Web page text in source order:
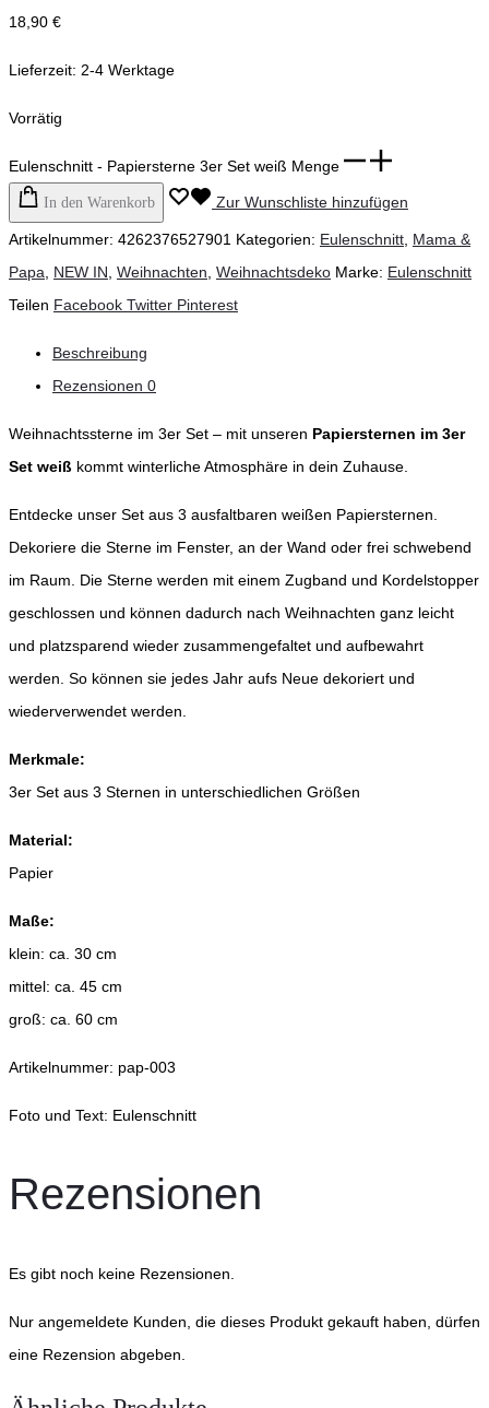
18,90 €
Lieferzeit: 2-4 Werktage
Vorrätig
Eulenschnitt - Papiersterne 3er Set weiß Menge
In den Warenkorb Zur Wunschliste hinzufügen
Artikelnummer: 4262376527901 Kategorien: Eulenschnitt, Mama &
Papa, NEW IN, Weihnachten, Weihnachtsdeko Marke: Eulenschnitt
Teilen Facebook Twitter Pinterest
Beschreibung
Rezensionen 0
Weihnachtssterne im 3er Set – mit unseren Papiersternen im 3er
Set weiß kommt winterliche Atmosphäre in dein Zuhause.
Entdecke unser Set aus 3 ausfaltbaren weißen Papiersternen.
Dekoriere die Sterne im Fenster, an der Wand oder frei schwebend
im Raum. Die Sterne werden mit einem Zugband und Kordelstopper
geschlossen und können dadurch nach Weihnachten ganz leicht
und platzsparend wieder zusammengefaltet und aufbewahrt
werden. So können sie jedes Jahr aufs Neue dekoriert und
wiederverwendet werden.
Merkmale:
3er Set aus 3 Sternen in unterschiedlichen Größen
Material:
Papier
Maße:
klein: ca. 30 cm
mittel: ca. 45 cm
groß: ca. 60 cm
Artikelnummer: pap-003
Foto und Text: Eulenschnitt
Rezensionen
Es gibt noch keine Rezensionen.
Nur angemeldete Kunden, die dieses Produkt gekauft haben, dürfen
eine Rezension abgeben.